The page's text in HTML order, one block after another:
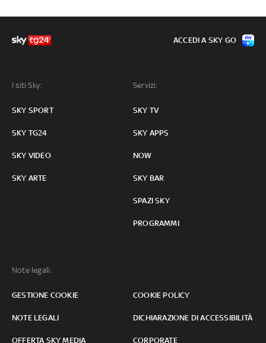
I siti Sky:
SKY SPORT
SKY TG24
SKY VIDEO
SKY ARTE
Servizi:
SKY TV
SKY APPS
NOW
SKY BAR
SPAZI SKY
PROGRAMMI
Note legali:
GESTIONE COOKIE COOKIE POLICY
NOTE LEGALI DICHIARAZIONE DI ACCESSIBILITÀ
OFFERTA SKY MEDIA CORPORATE
ACCEDI A SKY GO